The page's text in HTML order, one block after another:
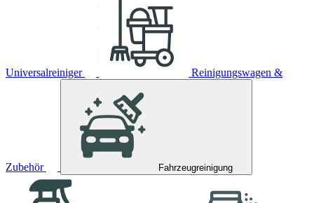
Universalreiniger Reinigungswagen &
Zubehör Fahrzeugreinigung